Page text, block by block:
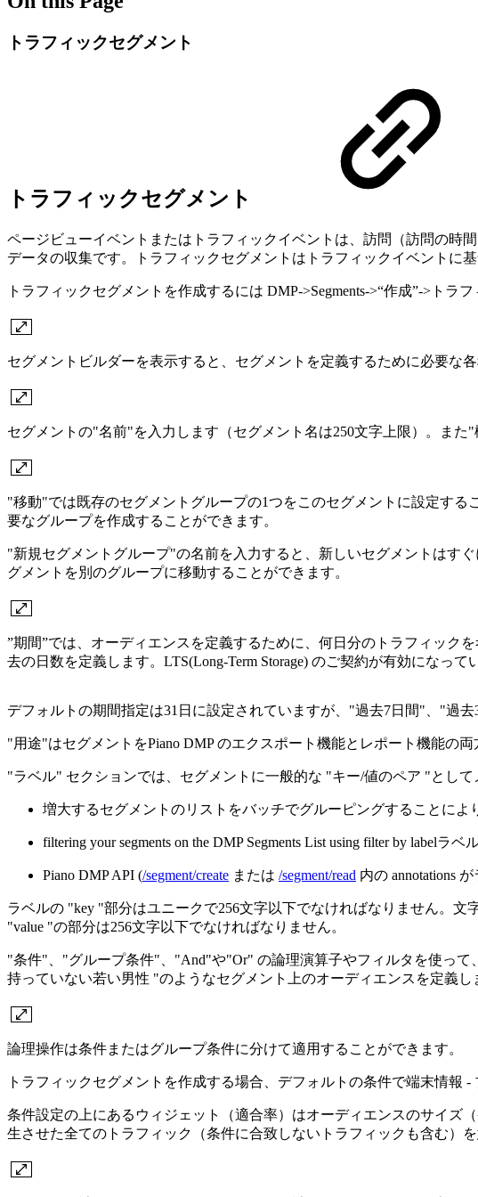
トラフィックセグメント
トラフィックセグメント
ページビューイベントまたはトラフィックイベントは、訪問（訪問の時
データの収集です。トラフィックセグメントはトラフィックイベントに基
トラフィックセグメントを作成するには DMP->Segments->“作成”->ト
セグメントビルダーを表示すると、セグメントを定義するために必要な
セグメントの"名前"を入力します（セグメント名は250文字上限）。ま
"移動"では既存のセグメントグループの1つをこのセグメントに設定す
要なグループを作成することができます。
"新規セグメントグループ"の名前を入力すると、新しいセグメントはす
グメントを別のグループに移動することができます。
”期間”では、オーディエンスを定義するために、何日分のトラフィック
去の日数を定義します。LTS(Long-Term Storage) のご契約が有効になっ
デフォルトの期間指定は31日に設定されていますが、"過去7日間"、"過去
"用途"はセグメントをPiano DMP のエクスポート機能とレポート機能の
"ラベル" セクションでは、セグメントに一般的な "キー/値のペア "とし
増大するセグメントのリストをバッチでグルーピングすることによ
filtering your segments on the DMP Segments List using filter by label
Piano DMP API (/segment/create または /segment/read 内の annotations
ラベルの "key "部分はユニークで256文字以下でなければなりません。
"value "の部分は256文字以下でなければなりません。
"条件"、"グループ条件"、"And"や"Or" の論理演算子やフィルタを使って
持っていない若い男性 "のようなセグメント上のオーディエンスを定義し
論理操作は条件またはグループ条件に分けて適用することができます。
トラフィックセグメントを作成する場合、デフォルトの条件で端末情報 -
条件設定の上にあるウィジェット（適合率）はオーディエンスのサイズ
生させた全てのトラフィック（条件に合致しないトラフィックも含む）を